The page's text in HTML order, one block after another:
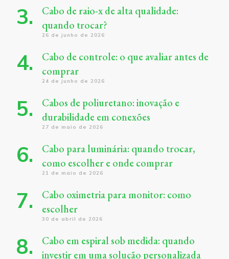
Cabo de raio-x de alta qualidade:
quando trocar?
26 de junho de 2026
Cabo de controle: o que avaliar antes de
comprar
24 de junho de 2026
Cabos de poliuretano: inovação e
durabilidade em conexões
27 de maio de 2026
Cabo para luminária: quando trocar,
como escolher e onde comprar
21 de maio de 2026
Cabo oximetria para monitor: como
escolher
30 de abril de 2026
Cabo em espiral sob medida: quando
investir em uma solução personalizada